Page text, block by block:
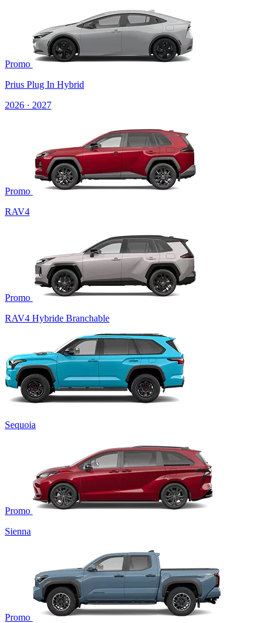
Promo
Prius Plug In Hybrid
2026 · 2027
Promo
RAV4
Promo
RAV4 Hybride Branchable
Sequoia
Promo
Sienna
Promo